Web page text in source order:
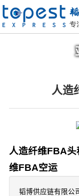
人造
人造纤维FBA
维FBA空运
韬博供应链有限公